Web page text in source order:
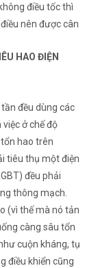
điều tốc thì
nên được cân
HAO ĐIỆN
đều dùng các
việc ở chế độ
hao trên
tiêu thụ một điện
đều phải
thông mạch.
(vì thế mà nó tản
càng sâu tổn
cuộn kháng, tụ
điều khiển cũng